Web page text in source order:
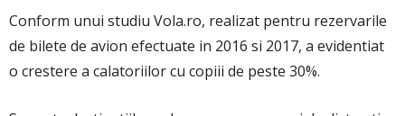
Conform unui studiu Vola.ro, realizat pentru rezervarile
de bilete de avion efectuate in 2016 si 2017, a evidentiat
o crestere a calatoriilor cu copiii de peste 30%.